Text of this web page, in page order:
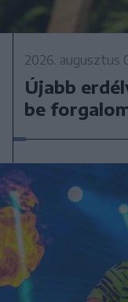
2026. augusztus
Újabb
be